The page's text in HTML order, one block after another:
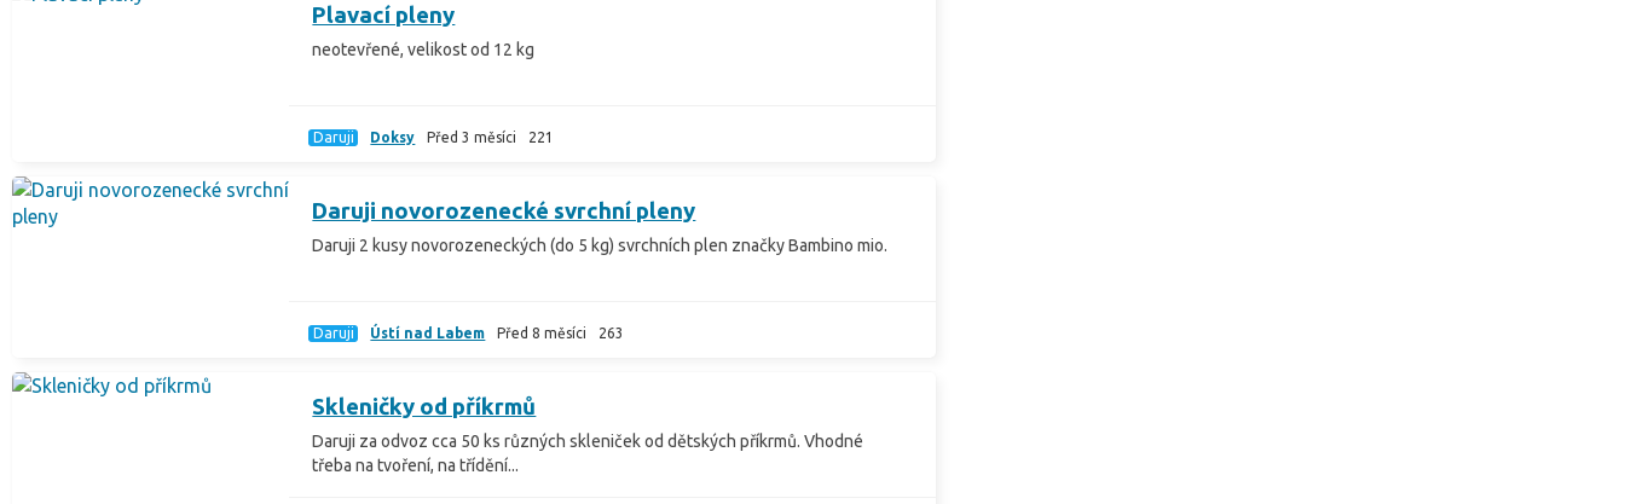
Plavací pleny
neotevřené, velikost od 12 kg
Daruji Doksy Před 3 měsíci 221
Daruji novorozenecké svrchní pleny
Daruji 2 kusy novorozeneckých (do 5 kg) svrchních plen značky Bambino mio.
Daruji Ústí nad Labem Před 8 měsíci 263
Skleničky od příkrmů
Daruji za odvoz cca 50 ks různých skleniček od dětských příkrmů. Vhodné
třeba na tvoření, na třídění...